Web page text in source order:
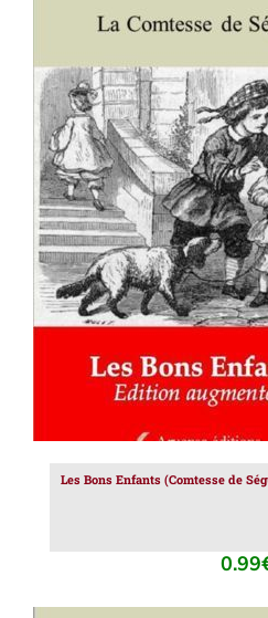
AJOUTER AU PANIER /
Les Bons Enfants (Comtesse de
0.99